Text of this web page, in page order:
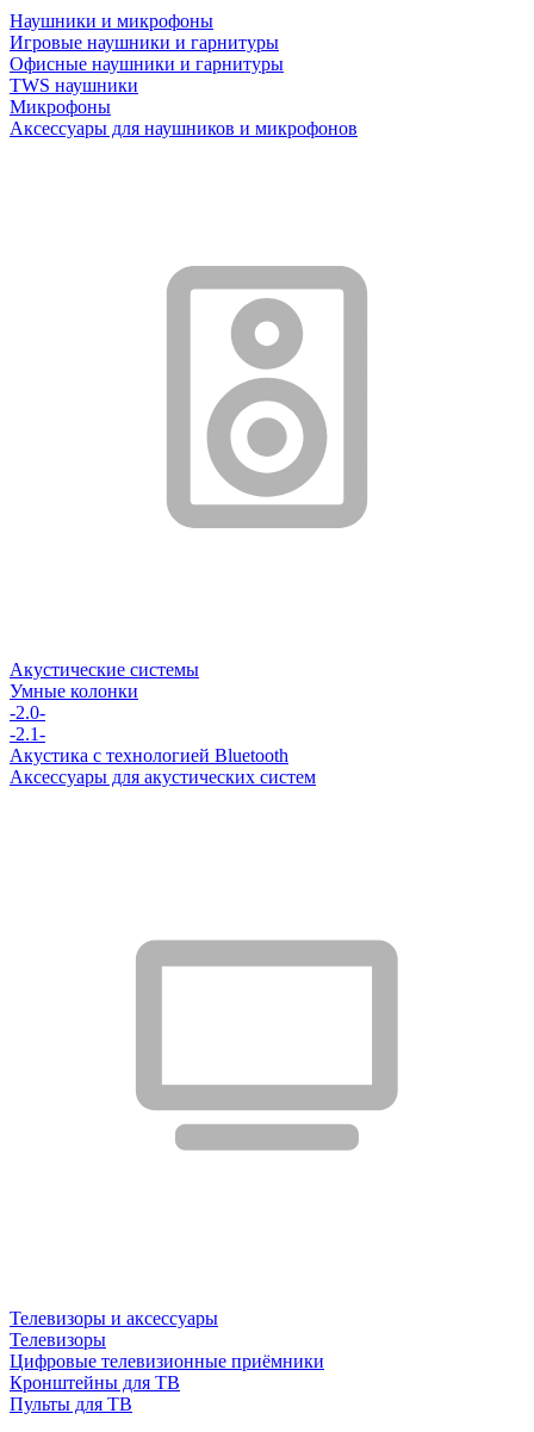
Наушники и микрофоны
Игровые наушники и гарнитуры
Офисные наушники и гарнитуры
TWS наушники
Микрофоны
Аксессуары для наушников и микрофонов
Акустические системы
Умные колонки
-2.0-
-2.1-
Акустика с технологией Bluetooth
Аксессуары для акустических систем
Телевизоры и аксессуары
Телевизоры
Цифровые телевизионные приёмники
Кронштейны для ТВ
Пульты для ТВ